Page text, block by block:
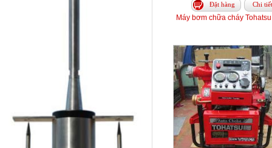
Đặt hàng Chi tiết
Máy bơm chữa cháy